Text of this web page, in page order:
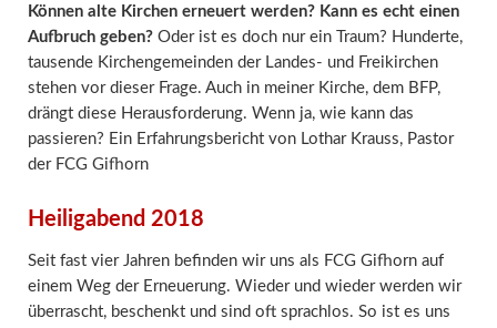
Können alte Kirchen erneuert werden? Kann es echt einen
Aufbruch geben?Oder ist es doch nur ein Traum? Hunderte,
tausende Kirchengemeinden der Landes- und Freikirchen
stehen vor dieser Frage. Auch in meiner Kirche, dem BFP,
drängt diese Herausforderung. Wenn ja, wie kann das
passieren? Ein Erfahrungsbericht von Lothar Krauss, Pastor
der FCG Gifhorn
Heiligabend 2018
Seit fast vier Jahren befinden wir uns als FCG Gifhorn auf
einem Weg der Erneuerung. Wieder und wieder werden wir
überrascht, beschenkt und sind oft sprachlos. So ist es uns